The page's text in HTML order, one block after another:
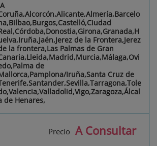
de la Frontera,Jerez
la frontera,Las Palmas de Gran
de
Iruña,Santa Cruz de
de Henares,
Precio A Consultar